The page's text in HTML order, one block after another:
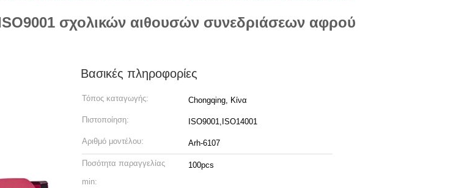
σχολικών αιθουσών συνεδριάσεων αφρού
Βασικές πληροφορίες
Τόπος καταγωγής: Chongqing, Κίνα
Πιστοποίηση: ISO9001,ISO14001
Αριθμό μοντέλου: Arh-6107
Ποσότητα παραγγελίας
min:
100pcs